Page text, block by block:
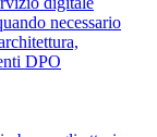
necessario
DPO